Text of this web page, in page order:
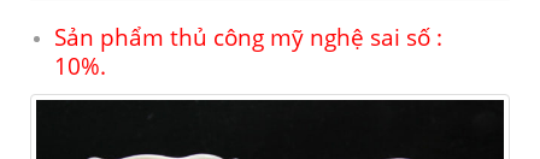
Sản phẩm thủ công mỹ nghệ sai số :
10%.